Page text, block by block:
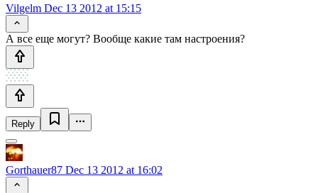
Vilgelm Dec 13 2012 at 15:15
А все еще могут? Вообще какие там настроения?
Reply
Gorthauer87 Dec 13 2012 at 16:02